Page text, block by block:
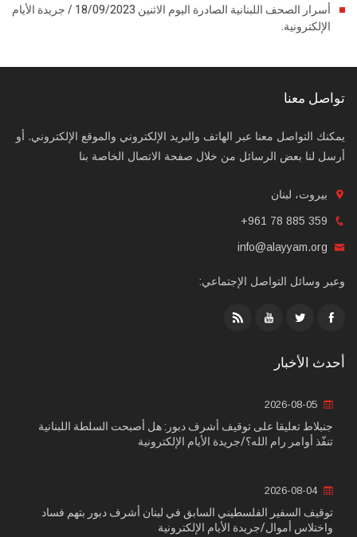
أسرار الصحف اللبنانية الصادرة اليوم الاثنين 18/09/2023 / جريدة الأيام
الإلكترونية.
تواصل معنا
يمكنك التواصل معنا عبر الهاتف والبريد الإلكتروني والموقع الإلكتروني. أو
أرسل لنا بعض الرسائل من خلال صفحة الاتصال الخاصة بنا
بيروت، لبنان
+961 78 885 359
info@alayyam.org
وعبر وسائل التواصل الإجتماعي:
أحدث الأخبار
جنبلاط تعليقا على توقيف أشرف دبور: هل أصبحت السلطة اللبنانية
تنفّذ أوامر رام الله؟/جريدة الأيام الإلكترونية
2026-08-04
توقيف السفير الفلسطيني السابق في لبنان أشرف دبور بتهم فساد
واختلاس أموال/جريدة الأيام الإلكترونية